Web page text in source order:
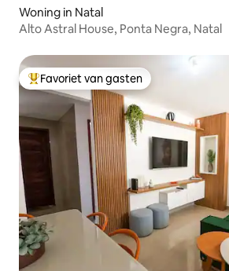
Woning in Natal
Alto Astral House, Ponta Negra, Natal
Topfavoriet van gasten
Favoriet van gasten